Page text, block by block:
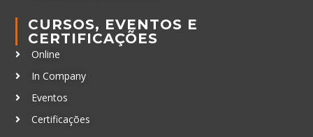
CURSOS, EVENTOS E
CERTIFICAÇÕES
Online
In Company
Eventos
Certificações